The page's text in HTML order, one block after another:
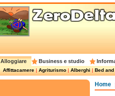
Alloggiare Business e studio
Affittacamere|Agriturismo|Alberghi|Bed
Home